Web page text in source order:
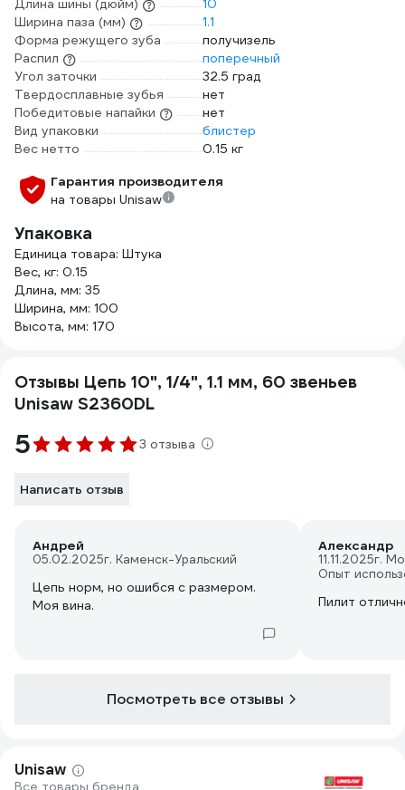
Длина шины (дюйм)
10
Ширина паза (мм)
1.1
Форма режущего зуба
получизель
Распил
поперечный
Угол заточки
32.5 град
Твердосплавные зубья
нет
Победитовые напайки
нет
Вид упаковки
блистер
Вес нетто
0.15 кг
Гарантия производителя
на товары Unisaw
Упаковка
Единица товара: Штука
Вес, кг: 0.15
Длина, мм: 35
Ширина, мм: 100
Высота, мм: 170
Отзывы Цепь 10", 1/4", 1.1 мм, 60 звеньев
Unisaw S2360DL
5 3 отзыва
Написать отзыв
Андрей
05.02.2025г. Каменск-Уральский
Цепь норм, но ошибся с размером.
Моя вина.
Александр
11.11.2025г.
Опыт
Пилит
Посмотреть все отзывы
Unisaw